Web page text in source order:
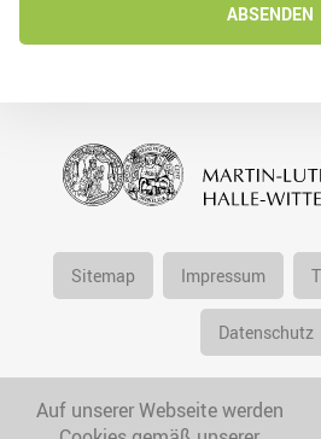
ABSENDEN
Sitemap Impressum
Datenschutz
Auf unserer Webseite werden